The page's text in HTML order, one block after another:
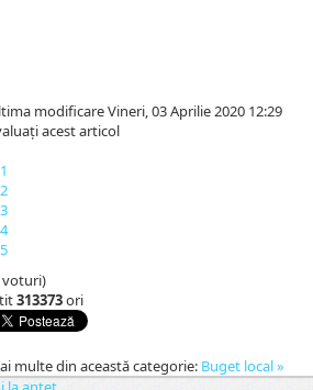
modificare Vineri, 03 Aprilie 2020 12:29
acest articol
1
2
3
4
5
voturi)
313373ori
multe din această categorie: Buget local »